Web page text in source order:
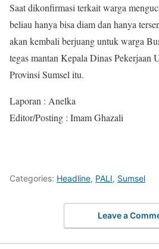
Saat dikonfirmasi terkait warga
beliau hanya bisa diam dan hanya
akan kembali berjuang untuk warga
tegas mantan Kepala Dinas Pekerjaan
Provinsi Sumsel itu.
Laporan : Anelka
Editor/Posting : Imam Ghazali
Categories: Headline, PALI, Sumsel
Leave a